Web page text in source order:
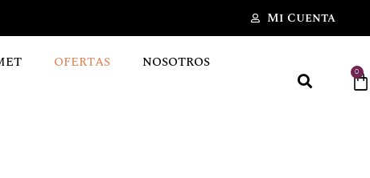
Mi Cuenta
OFERTAS
NOSOTROS
0